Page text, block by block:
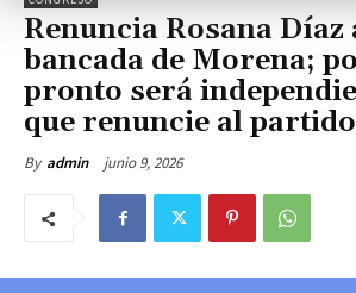
Renuncia Rosana Díaz
bancada de Morena;
pronto será
que renuncie al partido
By admin junio 9, 2026